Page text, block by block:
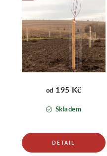
Skladem
od 195 Kč